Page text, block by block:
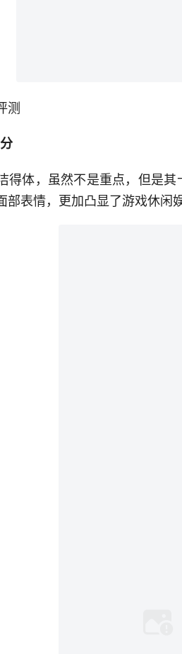
测
得体，虽然不是重点，但是
部表情，更加凸显了游戏休闲